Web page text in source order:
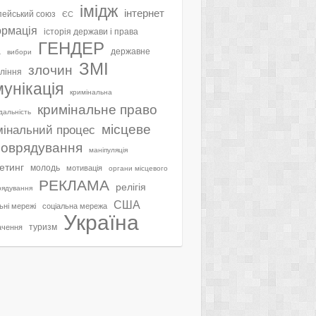
союз ЄС імідж інтернет
історія держави і права
вибори ГЕНДЕР державне
злочин ЗМІ
кримінальна
кримінальне право
процес місцеве
маніпуляція
молодь мотивація органи місцевого
РЕКЛАМА релігія
мережі соціальна мережа США
туризм Україна